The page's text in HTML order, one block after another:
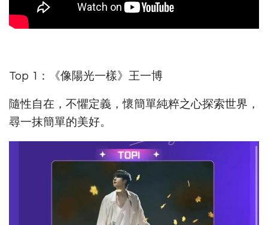
Top 1：《像陽光一樣》王一博
隨性自在，不懼定義，懷簡單純粹之心探索世界，
尋一抹簡單的美好。